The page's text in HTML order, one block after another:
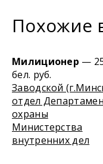
Похожие
Милиционер —
бел. руб.
Заводской
отдел
охраны
Министерства
внутренних дел